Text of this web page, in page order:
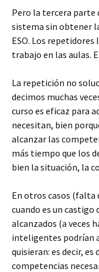
Pero la tercera parte
sistema sin obtener
ESO. Los
trabajo en las aulas.
La repetición no
decimos muchas
curso es eficaz para
necesitan, bien
alcanzar las
más tiempo que los
bien la situación, la
En otros casos (falta
cuando es un castigo
alcanzados (a veces
inteligentes podrían
quisieran: es decir, es
competencias